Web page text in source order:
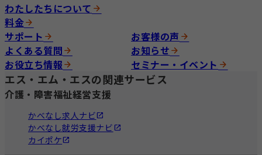
わたしたちについて
料金
サポート
お客様の声
よくある質問
お知らせ
お役立ち情報
セミナー・イベント
エス・エム・エスの関連サービス
介護・障害福祉経営支援
かべなし求人ナビ
かべなし就労支援ナビ
カイポケ